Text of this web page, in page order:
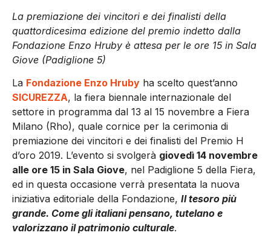
La premiazione dei vincitori e dei finalisti della
quattordicesima edizione del premio indetto dalla
Fondazione Enzo Hruby è attesa per le ore 15 in Sala
Giove (Padiglione 5)
La Fondazione Enzo Hruby ha scelto quest’anno
SICUREZZA, la fiera biennale internazionale del
settore in programma dal 13 al 15 novembre a Fiera
Milano (Rho), quale cornice per la cerimonia di
premiazione dei vincitori e dei finalisti del Premio H
d’oro 2019. L’evento si svolgerà giovedì 14 novembre
alle ore 15 in Sala Giove, nel Padiglione 5 della Fiera,
ed in questa occasione verrà presentata la nuova
iniziativa editoriale della Fondazione, Il tesoro più
grande. Come gli italiani pensano, tutelano e
valorizzano il patrimonio culturale.